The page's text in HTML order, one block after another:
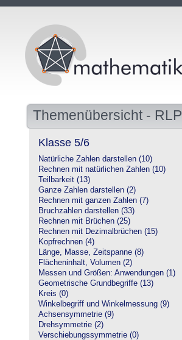
Themenübersicht - RLP
Klasse 5/6
Natürliche Zahlen darstellen (10)
Rechnen mit natürlichen Zahlen (10)
Teilbarkeit (13)
Ganze Zahlen darstellen (2)
Rechnen mit ganzen Zahlen (7)
Bruchzahlen darstellen (33)
Rechnen mit Brüchen (25)
Rechnen mit Dezimalbrüchen (15)
Kopfrechnen (4)
Länge, Masse, Zeitspanne (8)
Flächeninhalt, Volumen (2)
Messen und Größen: Anwendungen (1)
Geometrische Grundbegriffe (13)
Kreis (0)
Winkelbegriff und Winkelmessung (9)
Achsensymmetrie (9)
Drehsymmetrie (2)
Verschiebungssymmetrie (0)